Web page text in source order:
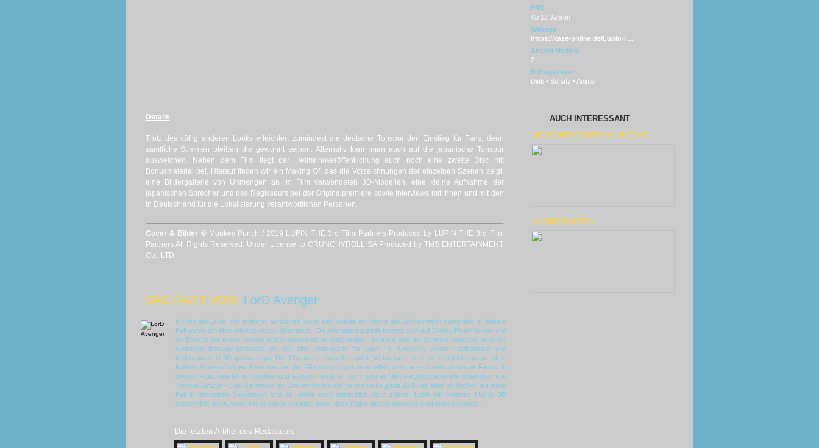
Details
Trotz des völlig anderen Looks erleichtert zumindest die deutsche Tonspur den Einstieg für Fans, denn
sämtliche Stimmen bleiben die gewohnt selben. Alternativ kann man auch auf die japanische Tonspur
ausweichen. Neben dem Film liegt der Heimkinoveröffentlichung auch noch eine zweite Disc mit
Bonusmaterial bei. Hierauf finden wir ein Making Of, das die Vorzeichnungen der einzelnen Szenen zeigt,
eine Bildergallerie von Unmengen an im Film verwendeten 3D-Modellen, eine kleine Aufnahme der
japanischen Sprecher und des Regisseurs bei der Originalpremiere sowie Interviews mit ihnen und mit den
in Deutschland für die Lokalisierung verantwortlichen Personen.
Cover & Bilder © Monkey Punch / 2019 LUPIN THE 3rd Film Partners Produced by LUPIN THE 3rd Film
Partners All Rights Reserved. Under License to CRUNCHYROLL SA Produced by TMS ENTERTAINMENT
Co., LTD.
DAS FAZIT VON: LorD Avenger
Ich bin der Erste, der entnervt aufschreit, wenn sich wieder ein Anime der 3D-Animation zuwendet, in diesem
Fall wurde ich aber wirklich positiv überrascht. Die Animationsqualität bewegt sich auf Disney/Pixar-Niveau und
die Essenz der Anime-Vorlage wurde hervorragend eingefangen. Nicht nur sind die Stimmen identisch, auch die
typischen Bewegungsmuster, die wie eine Visitenkarte für Lupin III. fungieren, wurden beibehalten und
funktionieren in 3D genauso gut. Der Charme ist derselbe und in Verbindung mit diesem wirklich spannenden,
Indiana Jones-würdigen Abenteuer hat der Film mich so gut unterhalten, dass er jetzt mein absoluter Favorit in
diesem Franchise ist. Im Großen und Ganzen reicht er noch nicht an den vergleichbaren Die Abenteuer von
Tim und Struppi – Das Geheimnis der Einhorn heran, der für mich eine glatte 10/10 ist, aber wir fischen auf jeden
Fall in denselben Gewässern und es würde mich tatsächlich nicht stören, Lupin ein weiteres Mal in 3D
anzutreffen. Auch, wenn ich es schon vermisst habe, dass Fujiko dieses Mal nicht blankziehen musste...
Die letzten Artikel des Redakteurs:
FSK
Ab 12 Jahren
Website
https://kaze-online.de/Lupin-I ...
Anzahl Medien
2
Schlagwörter
Dieb • Schatz • Anime
AUCH INTERESSANT
MEMOIREN EINER SCHNECKE
SUMMER WARS